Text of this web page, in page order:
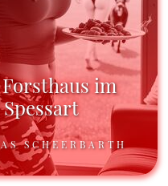
im
Spessart
SCHEERBARTH